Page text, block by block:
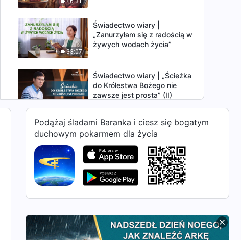
33:07
Świadectwo wiary |
„Zanurzyłam się z radością w
żywych wodach życia”
Świadectwo wiary | „Ścieżka
do Królestwa Bożego nie
zawsze jest prosta” (II)
38:40
Świadectwo wiary | „Nie
można zdobyć prawdy w
religii”
Świadectwo wiary | „Ścieżka
do Królestwa Bożego nie
zawsze jest prosta” (I)
Świadectwo wiary | „Stając
się współczesnym
Podążaj śladami Baranka i ciesz się bogatym
duchowym pokarmem dla życia